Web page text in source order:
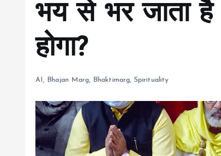
भय से भर जाता
होगा?
AI, Bhajan Marg, Bhaktimarg, Spirituality